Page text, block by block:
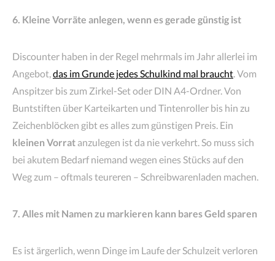
6. Kleine Vorräte anlegen, wenn es gerade günstig ist
Discounter haben in der Regel mehrmals im Jahr allerlei im
Angebot,das im Grunde jedes Schulkind mal braucht. Vom
Anspitzer bis zum Zirkel-Set oder DIN A4-Ordner. Von
Buntstiften über Karteikarten und Tintenroller bis hin zu
Zeichenblöcken gibt es alles zum günstigen Preis. Ein
kleinen Vorrat anzulegen ist da nie verkehrt. So muss sich
bei akutem Bedarf niemand wegen eines Stücks auf den
Weg zum – oftmals teureren – Schreibwarenladen machen.
7. Alles mit Namen zu markieren kann bares Geld sparen
Es ist ärgerlich, wenn Dinge im Laufe der Schulzeit verloren